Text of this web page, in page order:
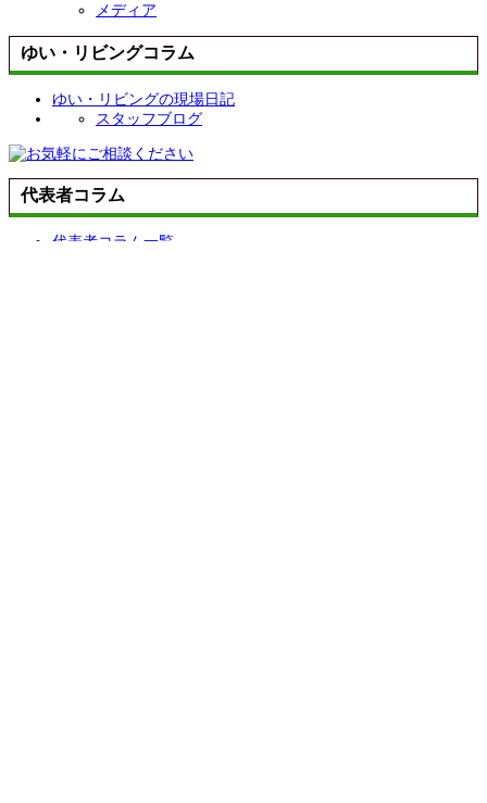
メディア
ゆい・リビングコラム
ゆい・リビングの現場日記
スタッフブログ
代表者コラム
代表者コラム一覧